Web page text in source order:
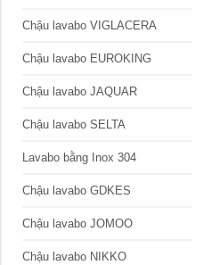
Chậu lavabo VIGLACERA
Chậu lavabo EUROKING
Chậu lavabo JAQUAR
Chậu lavabo SELTA
Lavabo bằng Inox 304
Chậu lavabo GDKES
Chậu lavabo JOMOO
Chậu lavabo NIKKO